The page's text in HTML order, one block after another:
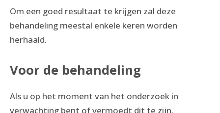
Om een goed resultaat te krijgen zal deze
behandeling meestal enkele keren worden
herhaald.
Voor de behandeling
Als u op het moment van het onderzoek in
verwachting bent of vermoedt dit te zijn,